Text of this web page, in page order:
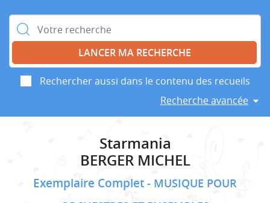
Rechercher :
Rechercher aussi dans le contenu des recueils
Recherche avancée
Starmania
BERGER MICHEL
Exemplaire Complet
MUSIQUE POUR